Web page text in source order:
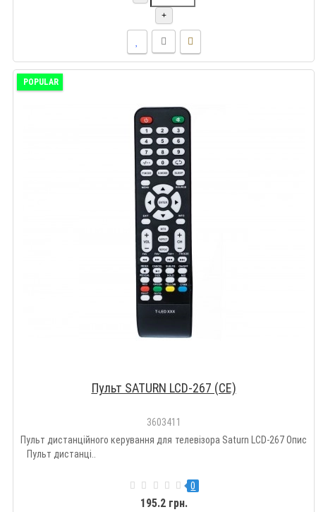
+
POPULAR
Пульт SATURN LCD-267 (CE)
3603411
Пульт дистанційного керування для телевізора Saturn LCD-267 Опис
Пульт дистанці..
0
195.2 грн.